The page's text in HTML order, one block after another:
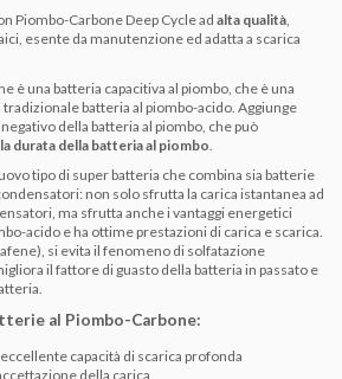
Piombo-Carbone Deep Cycle ad alta qualità,
esente da manutenzione ed adatta a scarica
è una batteria capacitiva al piombo, che è una
tradizionale batteria al piombo-acido. Aggiunge
della batteria al piombo, che può
durata della batteria al piombo
tipo di super batteria che combina sia batterie
non solo sfrutta la carica istantanea ad
ma sfrutta anche i vantaggi energetici
acido e ha ottime prestazioni di carica e scarica.
si evita il fenomeno di solfatazione
il fattore di guasto della batteria in passato e
al Piombo-Carbone:
capacità di scarica profonda
della carica